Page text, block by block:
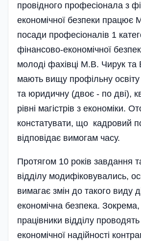
провідного професіонала з
економі­чної безпеки працює
посади професіоналів 1
фінансово-економічної
молоді фахівці М.В. Чирук та
мають вищу профільну освіту
та юридичну (двоє - по дві),
рівні магістрів з економіки.
констатувати, що кадровий
відповідає вимогам часу.
Протягом 10 років завдання
відділу модифіковувались,
вимагає змін до такого виду
економічна безпека. Зокрема,
працівники від­ділу
економічної надійності